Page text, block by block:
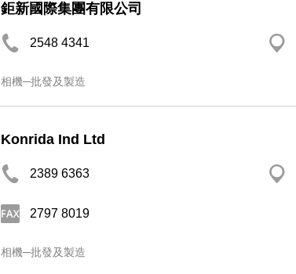
鉅新國際集團有限公司
2548 4341
相機─批發及製造
Konrida Ind Ltd
2389 6363
2797 8019
相機─批發及製造